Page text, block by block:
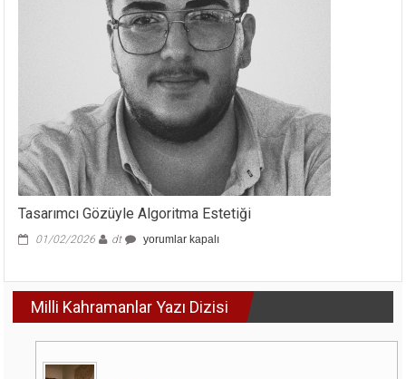
için
Tasarımcı Gözüyle Algoritma Estetiği
01/02/2026 dt
Tasarımcı
için
yorumlar kapalı
Milli Kahramanlar Yazı Dizisi